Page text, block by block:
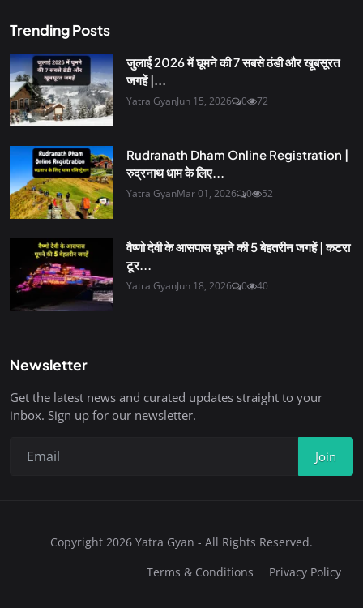
Trending Posts
जुलाई 2026 में घूमने की 7 सबसे ठंडी और खूबसूरत
जगहें |...
Yatra GyanJun 15, 2026 0 72
Rudranath Dham Online Registration |
रुद्रनाथ धाम के लिए...
Yatra GyanMar 01, 2026 0 52
वैष्णो देवी के आसपास घूमने की 5 बेहतरीन जगहें | कटरा
टूर...
Yatra GyanJun 18, 2026 0 40
Newsletter
Get the latest news and curated updates straight to your
inbox. Sign up for our newsletter.
Join
Copyright 2026 Yatra Gyan - All Rights Reserved.
Terms & Conditions
Privacy Policy